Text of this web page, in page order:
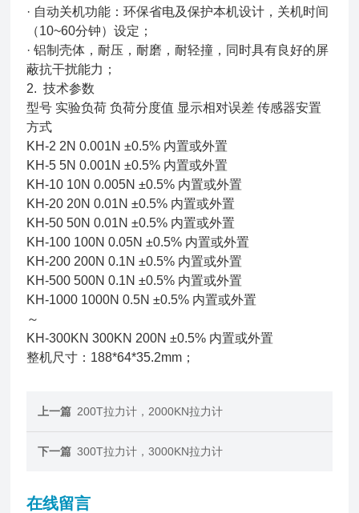
· 自动关机功能：环保省电及保护本机设计，关机时间
（10~60分钟）设定；
· 铝制壳体，耐压，耐磨，耐轻撞，同时具有良好的屏
蔽抗干扰能力；
2. 技术参数
型号 实验负荷 负荷分度值 显示相对误差 传感器安置
方式
KH-2 2N 0.001N ±0.5% 内置或外置
KH-5 5N 0.001N ±0.5% 内置或外置
KH-10 10N 0.005N ±0.5% 内置或外置
KH-20 20N 0.01N ±0.5% 内置或外置
KH-50 50N 0.01N ±0.5% 内置或外置
KH-100 100N 0.05N ±0.5% 内置或外置
KH-200 200N 0.1N ±0.5% 内置或外置
KH-500 500N 0.1N ±0.5% 内置或外置
KH-1000 1000N 0.5N ±0.5% 内置或外置
～
KH-300KN 300KN 200N ±0.5% 内置或外置
整机尺寸：188*64*35.2mm；
上一篇 200T拉力计，2000KN拉力计
下一篇 300T拉力计，3000KN拉力计
在线留言